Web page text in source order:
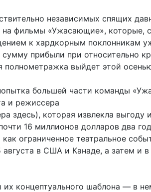
независимых спящих
на фильмы «Ужасающие», которые,
к хардкорным поклонникам
сумму прибыли при относительно
полнометражка выйдет этой
большей части команды
и режиссера
здесь), которая извлекла выгоду
16 миллионов долларов два
ограниченное театральное
в США и Канаде, а затем и в
концептуального шаблона — в